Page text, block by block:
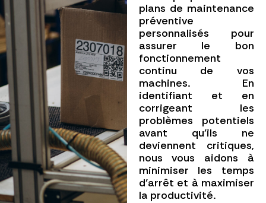
plans de maintenance
préventive
personnalisés pour
assurer le bon
fonctionnement
continu de vos
machines. En
identifiant et en
corrigeant les
problèmes potentiels
avant qu’ils ne
deviennent critiques,
nous vous aidons à
minimiser les temps
d’arrêt et à maximiser
la productivité.